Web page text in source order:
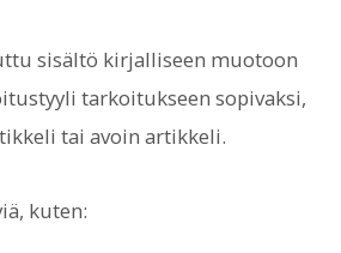
sisältö kirjalliseen muotoon
tarkoitukseen sopivaksi,
tai avoin artikkeli.
kuten: